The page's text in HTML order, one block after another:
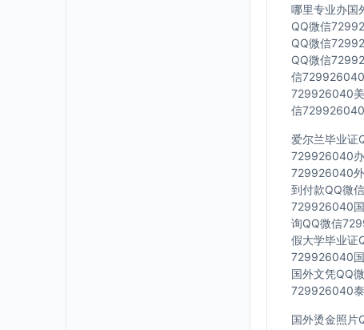
哪里专业办国
QQ微信
QQ微信
QQ微信
信
729926040
信
爱尔兰毕业
729926040
729926040
到付款QQ微
729926040
询QQ微信
假大学毕业证
729926040
国外文凭QQ
729926040
国外烫金照